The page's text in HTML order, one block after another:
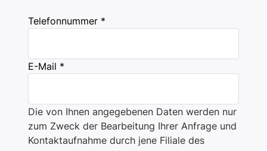
Telefonnummer *
E-Mail *
Die von Ihnen angegebenen Daten werden nur
zum Zweck der Bearbeitung Ihrer Anfrage und
Kontaktaufnahme durch jene Filiale des